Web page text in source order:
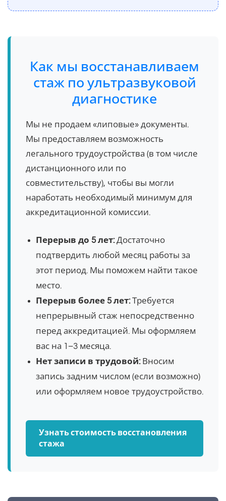
Как мы восстанавливаем
стаж по ультразвуковой
диагностике
Мы не продаем «липовые» документы.
Мы предоставляем возможность
легального трудоустройства (в том числе
дистанционного или по
совместительству), чтобы вы могли
наработать необходимый минимум для
аккредитационной комиссии.
Перерыв до 5 лет:Достаточно
подтвердить любой месяц работы за
этот период. Мы поможем найти такое
место.
Перерыв более 5 лет:Требуется
непрерывный стаж непосредственно
перед аккредитацией. Мы оформляем
вас на 1–3 месяца.
Нет записи в трудовой:Вносим
запись задним числом (если возможно)
или оформляем новое трудоустройство.
Узнать стоимость восстановления
стажа